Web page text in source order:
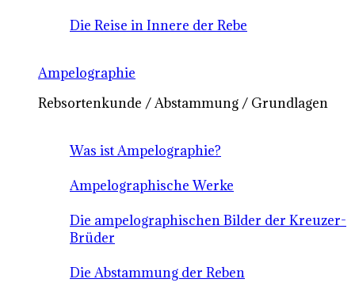
Die Reise in Innere der Rebe
Ampelographie
Rebsortenkunde / Abstammung / Grundlagen
Was ist Ampelographie?
Ampelographische Werke
Die ampelographischen Bilder der Kreuzer-
Brüder
Die Abstammung der Reben